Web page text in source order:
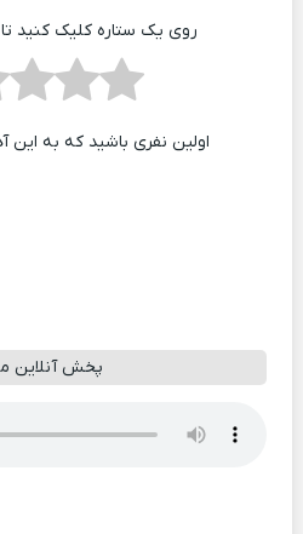
روی یک ستاره کلیک کنید
اولین نفری باشید که به این
پخش آنلاین